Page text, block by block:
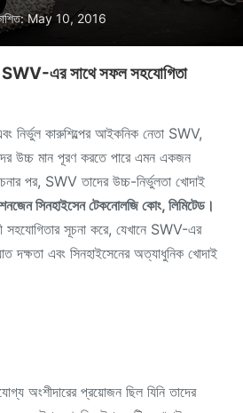
May 10, 2016
SWV-এর সাথে সফল সহযোগিতা
নির্ভুল কারুশিল্পের আইকনিক নেতা SWV,
উচ্চ মান পূরণ করতে পারে এমন একজন
পর, SWV তাদের উচ্চ-নির্ভুলতা খোদাই
সিনহাইসেন টেকনোলজি কোং, লিমিটেড।
সহযোগিতার সূচনা করে, যেখানে SWV-এর
দক্ষতা এবং সিনহাইসেনের অত্যাধুনিক খোদাই
অংশীদারের প্রয়োজন ছিল যিনি তাদের